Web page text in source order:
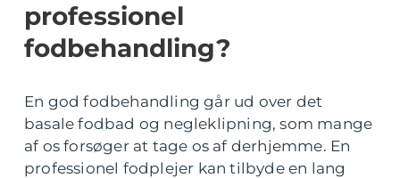
professionel
fodbehandling?
En god fodbehandling går ud over det
basale fodbad og negleklipning, som mange
af os forsøger at tage os af derhjemme. En
professionel fodplejer kan tilbyde en lang